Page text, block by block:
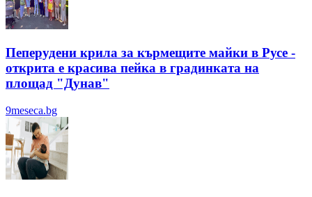
Пеперудени крила за кърмещите майки в Русе -
открита е красива пейка в градинката на
площад "Дунав"
9meseca.bg